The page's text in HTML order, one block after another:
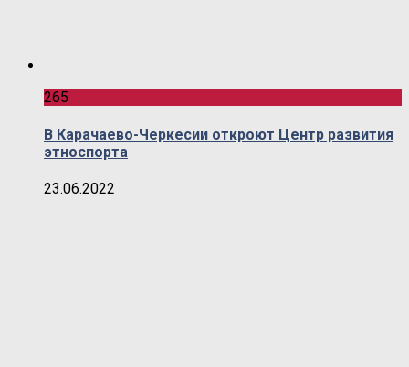
265
В Карачаево-Черкесии откроют Центр развития
этноспорта
23.06.2022